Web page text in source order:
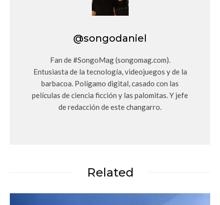
@songodaniel
Fan de #SongoMag (songomag.com).
Entusiasta de la tecnología, videojuegos y de la
barbacoa. Polígamo digital, casado con las
películas de ciencia ficción y las palomitas. Y jefe
de redacción de este changarro.
Related